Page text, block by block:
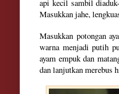
api kecil sambil
Masukkan jahe,
Masukkan potongan
warna menjadi putih
ayam empuk dan
dan lanjutkan merebus